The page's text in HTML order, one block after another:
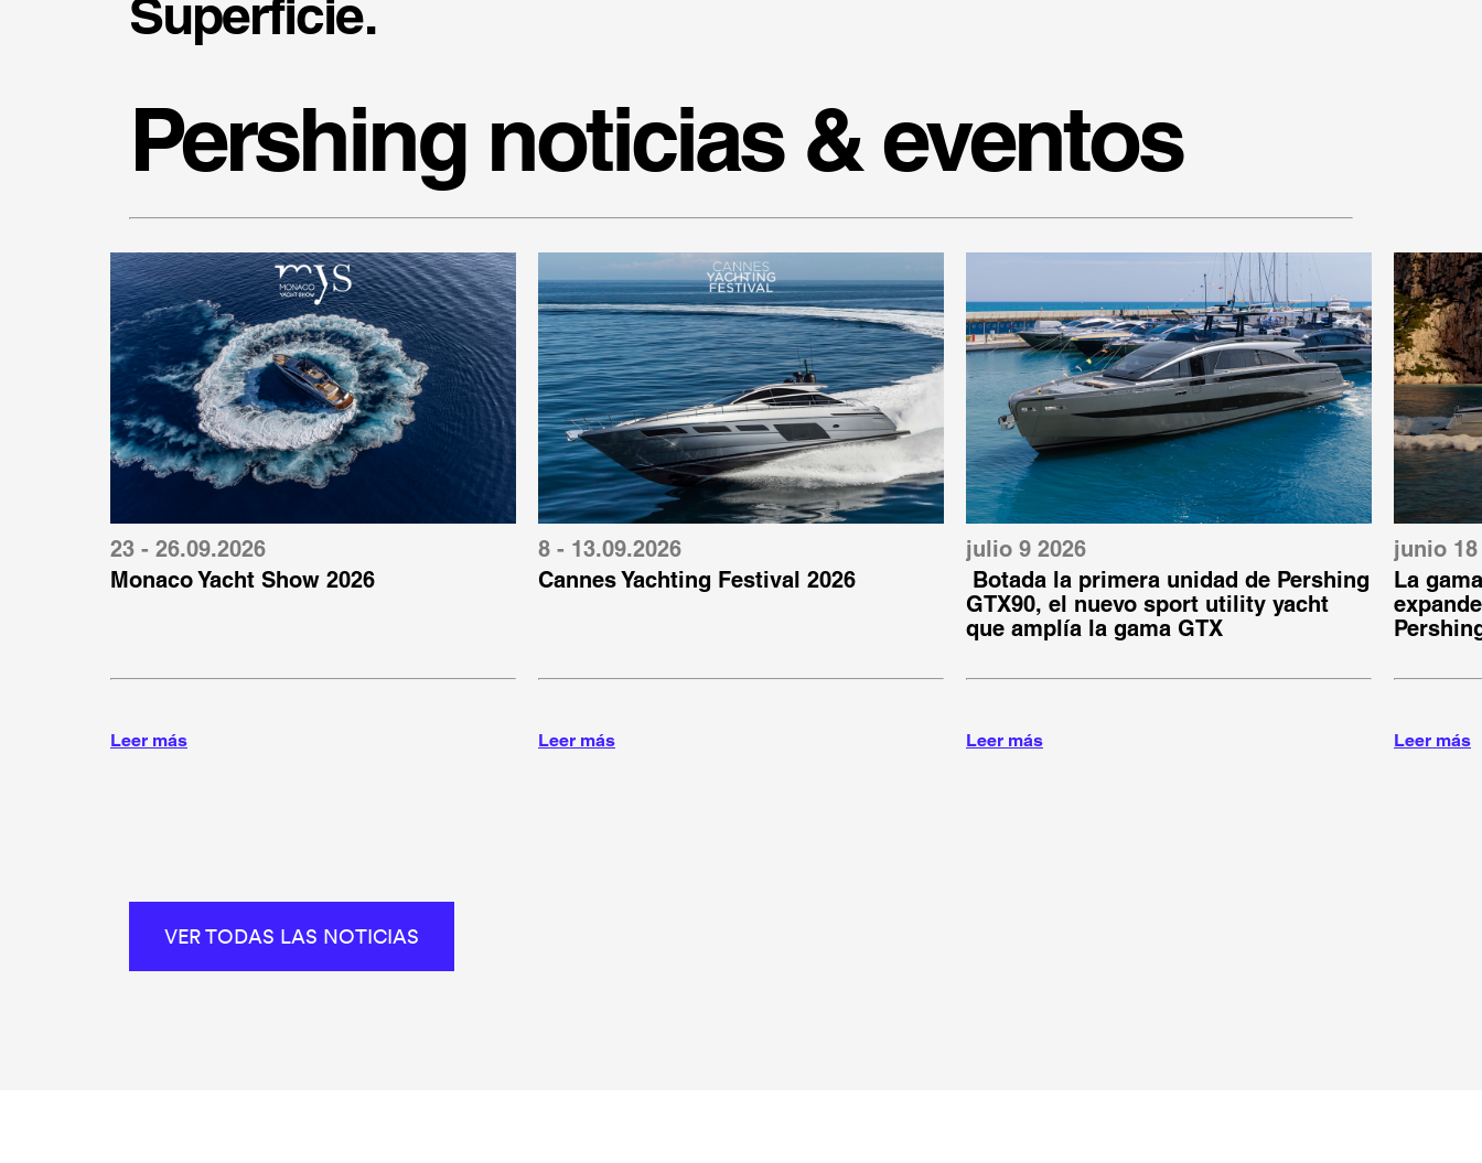
Superficie.
Pershing noticias & eventos
23 - 26.09.2026
Monaco Yacht Show 2026
Leer más
8 - 13.09.2026
Cannes Yachting Festival 2026
Leer más
julio 9 2026
Botada la primera unidad de Pershing
GTX90, el nuevo sport utility yacht
que amplía la gama GTX
Leer más
junio 18
La
Leer más
VER TODAS LAS NOTICIAS